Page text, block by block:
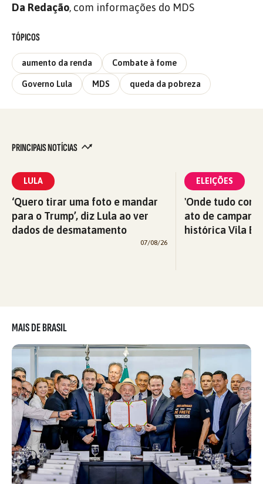
Da Redação, com informações do MDS
TÓPICOS
aumento da renda Combate à fome
Governo Lula MDS queda da pobreza
PRINCIPAIS NOTÍCIAS
LULA
‘Quero tirar uma foto e mandar
para o Trump’, diz Lula ao ver
dados de desmatamento
07/08/26
ELEIÇÕES
'Onde tudo
ato de
histórica Vila
MAIS DE BRASIL